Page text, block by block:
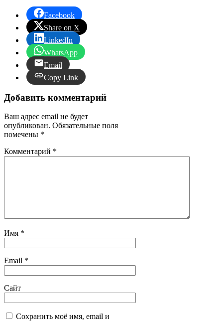
Facebook
Share on X
LinkedIn
WhatsApp
Email
Copy Link
Добавить комментарий
Ваш адрес email не будет
опубликован. Обязательные поля
помечены *
Комментарий *
Имя *
Email *
Сайт
Сохранить моё имя, email и